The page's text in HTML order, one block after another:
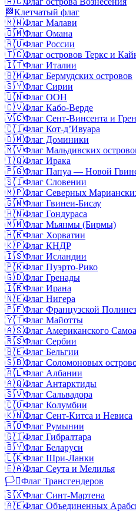
🏁Клетчатый флаг
🇲🇼Флаг Малави
🇴🇲Флаг Омана
🇷🇺Флаг России
🇹🇨Флаг островов Теркс и
🇮🇹Флаг Италии
🇧🇲Флаг Бермудских островов
🇸🇾Флаг Сирии
🇺🇳Флаг ООН
🇨🇻Флаг Кабо-Верде
🇻🇨Флаг Сент-Винсента и
🇨🇮Флаг Кот-д’Ивуара
🇩🇲Флаг Доминики
🇲🇻Флаг Мальдивских
🇮🇶Флаг Ирака
🇵🇬Флаг Папуа — Новой
🇸🇮Флаг Словении
🇲🇵Флаг Северных
🇬🇼Флаг Гвинеи-Бисау
🇭🇳Флаг Гондураса
🇲🇲Флаг Мьянмы (Бирмы)
🇭🇷Флаг Хорватии
🇰🇵Флаг КНДР
🇮🇸Флаг Исландии
🇵🇷Флаг Пуэрто-Рико
🇬🇩Флаг Гренады
🇮🇷Флаг Ирана
🇳🇪Флаг Нигера
🇵🇫Флаг Французской
🇾🇹Флаг Майотты
🇦🇸Флаг Американского Самоа
🇷🇸Флаг Сербии
🇧🇪Флаг Бельгии
🇸🇧Флаг Соломоновых
🇦🇱Флаг Албании
🇦🇶Флаг Антарктиды
🇸🇻Флаг Сальвадора
🇨🇴Флаг Колумбии
🇰🇳Флаг Сент-Китса и Невиса
🇷🇴Флаг Румынии
🇬🇮Флаг Гибралтара
🇧🇾Флаг Беларуси
🇱🇰Флаг Шри-Ланки
🇪🇦Флаг Сеута и Мелилья
🏳️‍⚧️Флаг Трансгендеров
🇸🇽Флаг Синт-Мартена
🇦🇪Флаг Объединенных